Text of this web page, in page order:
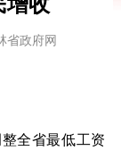
省政府网
全省最低工资